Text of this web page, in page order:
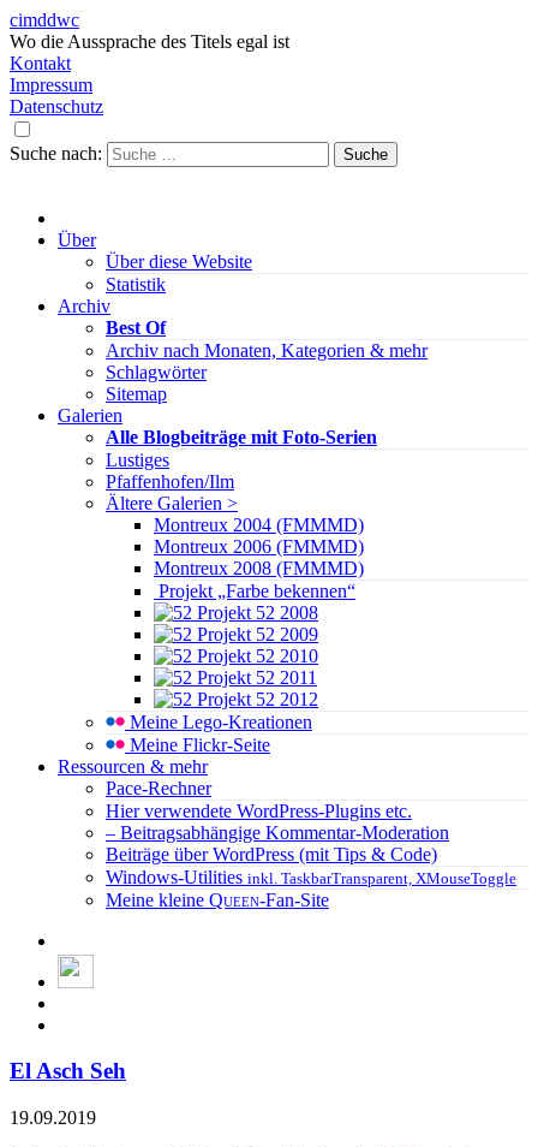
cimddwc
Wo die Aussprache des Titels egal ist
Kontakt
Impressum
Datenschutz
Suche nach:
Über
Über diese Website
Statistik
Archiv
Best Of
Archiv nach Monaten, Kategorien & mehr
Schlagwörter
Sitemap
Galerien
Alle Blogbeiträge mit Foto-Serien
Lustiges
Pfaffenhofen/Ilm
Ältere Galerien >
Montreux 2004 (FMMMD)
Montreux 2006 (FMMMD)
Montreux 2008 (FMMMD)
Projekt „Farbe bekennen“
Projekt 52 2008
Projekt 52 2009
Projekt 52 2010
Projekt 52 2011
Projekt 52 2012
Meine Lego-Kreationen
Meine Flickr-Seite
Ressourcen & mehr
Pace-Rechner
Hier verwendete WordPress-Plugins etc.
– Beitragsabhängige Kommentar-Moderation
Beiträge über WordPress (mit Tips & Code)
Windows-Utilities inkl. TaskbarTransparent, XMouseToggle
Meine kleine Queen-Fan-Site
El Asch Seh
19.09.2019